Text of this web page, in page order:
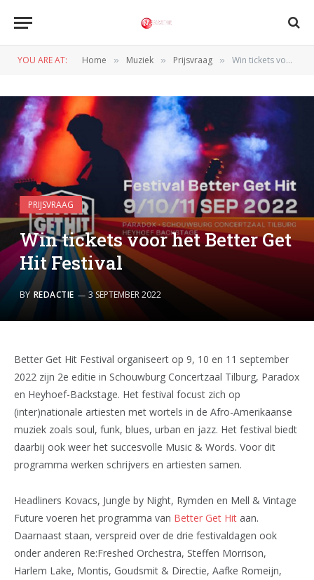
YOU ARE AT: Home » Muziek » Prijsvraag » Win tickets voor het Better Get Hit Festival
PRIJSVRAAG
Win tickets voor het Better Get
Hit Festival
BY REDACTIE 3 SEPTEMBER 2022
Better Get Hit Festival organiseert op 9, 10 en 11 september
2022 zijn 2e editie in Schouwburg Concertzaal Tilburg, Paradox
en Heyhoef-Backstage. Het festival focust zich op
(inter)nationale artiesten met wortels in de Afro-Amerikaanse
muziek zoals soul, funk, blues, urban en jazz. Het festival biedt
daarbij ook weer het succesvolle Music & Words. Voor dit
programma werken schrijvers en artiesten samen.
Headliners Kovacs, Jungle by Night, Rymden en Mell & Vintage
Future voeren het programma van Better Get Hit aan.
Daarnaast staan, verspreid over de drie festivaldagen ook
onder anderen Re:Freshed Orchestra, Steffen Morrison,
Harlem Lake, Montis, Goudsmit & Directie, Aafke Romeijn,